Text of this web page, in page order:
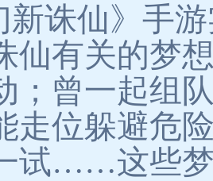
新诛仙》手
仙有关的梦
；曾一起组
走位躲避危
试……这些